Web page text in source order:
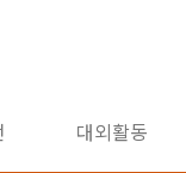
대외활동